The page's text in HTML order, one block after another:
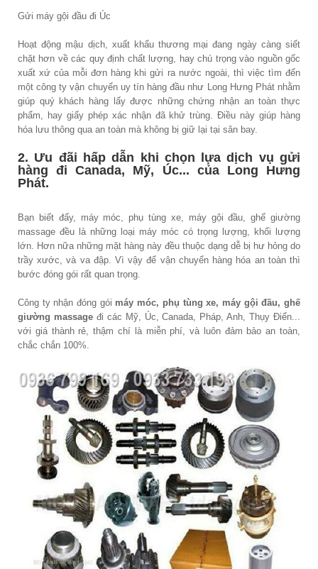
Gửi máy gội đầu đi Úc
Hoạt động mậu dịch, xuất khẩu thương mại đang ngày càng siết
chặt hơn về các quy định chất lượng, hay chú trọng vào nguồn gốc
xuất xứ của mỗi đơn hàng khi gửi ra nước ngoài, thì việc tìm đến
một công ty vận chuyển uy tín hàng đầu như Long Hưng Phát nhằm
giúp quý khách hàng lấy được những chứng nhận an toàn thực
phẩm, hay giấy phép xác nhận đã khử trùng. Điều này giúp hàng
hóa lưu thông qua an toàn mà không bị giữ lại tại sân bay.
2. Ưu đãi hấp dẫn khi chọn lựa dịch vụ gửi
hàng đi Canada, Mỹ, Úc... của Long Hưng
Phát.
Bạn biết đấy, máy móc, phụ tùng xe, máy gội đầu, ghế giường
massage đều là những loại máy móc có trọng lượng, khối lượng
lớn. Hơn nữa những mặt hàng này đều thuộc dạng dễ bị hư hỏng do
trầy xước, và va đập. Vì vậy để vận chuyển hàng hóa an toàn thì
bước đóng gói rất quan trọng.
Công ty nhận đóng gói máy móc, phụ tùng xe, máy gội đầu, ghế
giường massageđi các Mỹ, Úc, Canada, Pháp, Anh, Thụy Điển...
với giá thành rẻ, thậm chí là miễn phí, và luôn đảm bảo an toàn,
chắc chắn 100%.